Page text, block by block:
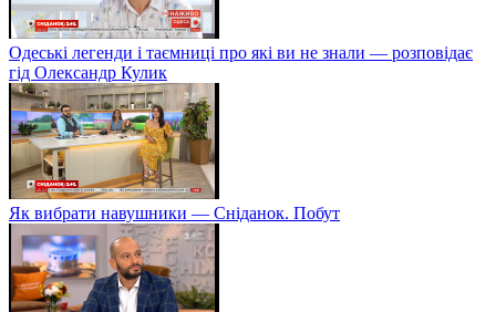
Одеські легенди і таємниці про які ви не знали — розповідає
гід Олександр Кулик
Як вибрати навушники — Сніданок. Побут